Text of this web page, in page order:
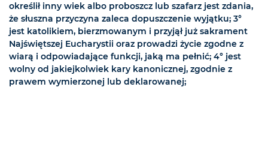
określił inny wiek albo proboszcz lub szafarz jest zdania,
że słuszna przyczyna zaleca dopuszczenie wyjątku; 3°
jest katolikiem, bierzmowanym i przyjął już sakrament
Najświętszej Eucharystii oraz prowadzi życie zgodne z
wiarą i odpowiadające funkcji, jaką ma pełnić; 4° jest
wolny od jakiejkolwiek kary kanonicznej, zgodnie z
prawem wymierzonej lub deklarowanej;